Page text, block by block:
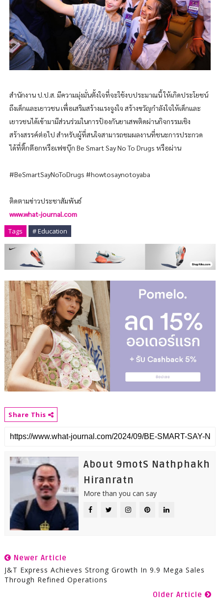
สำนักงาน ป.ป.ส. มีความมุ่งมั่นตั้งใจที่จะใช้งบประมาณนี้ ให้เกิดประโยชน์
ถึงเด็กและเยาวชน เพื่อเสริมสร้างแรงจูงใจ สร้างขวัญกำลังใจให้เด็กและ
เยาวชนได้เข้ามามีส่วนร่วมในการป้องกันยาเสพติดผ่านกิจกรรมเชิง
สร้างสรรค์ต่อไป สำหรับผู้ที่สนใจสามารถชมผลงานที่ชนะการประกวด
ได้ที่ติ๊กต๊อกหรือเฟซบุ๊ก Be Smart Say No To Drugs หรือผ่าน
#BeSmartSayNoToDrugs #howtosaynotoyaba
ติดตามข่าวประชาสัมพันธ์
www.what-journal.com
Tags
# Education
Share This
About 9motS Nathphakh
Hiranratn
More than you can say
Newer Article
J&T Express Achieves Strong Growth In 9.9 Mega Sales
Through Refined Operations
Older Article